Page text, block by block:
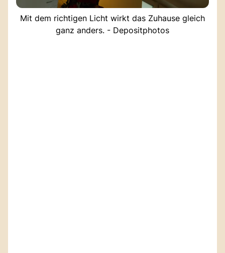
Mit dem richtigen Licht wirkt das Zuhause gleich
ganz anders. - Depositphotos